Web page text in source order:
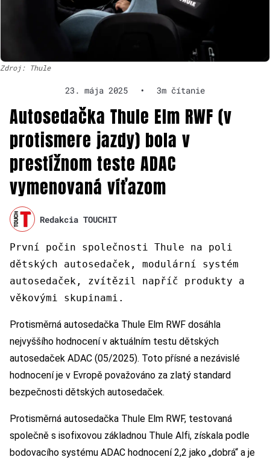
Zdroj: Thule
23. mája 2025 • 3m čítanie
Autosedačka Thule Elm RWF (v
protismere jazdy) bola v
prestížnom teste ADAC
vymenovaná víťazom
Redakcia TOUCHIT
První počin společnosti Thule na poli
dětských autosedaček, modulární systém
autosedaček, zvítězil napříč produkty a
věkovými skupinami.
Protisměrná autosedačka Thule Elm RWF dosáhla
nejvyššího hodnocení v aktuálním testu dětských
autosedaček ADAC (05/2025). Toto přísné a nezávislé
hodnocení je v Evropě považováno za zlatý standard
bezpečnosti dětských autosedaček.
Protisměrná autosedačka Thule Elm RWF, testovaná
společně s isofixovou základnou Thule Alfi, získala podle
bodovacího systému ADAC hodnocení 2,2 jako „dobrá“ a je